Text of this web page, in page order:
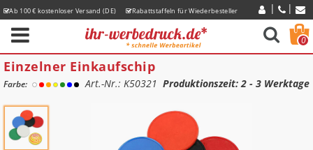
Ab 100 € kostenloser Versand (DE)
Rabattstaffeln für Wiederbesteller
0
Einzelner Einkaufschip
Farbe: Art.-Nr.: K50321 Produktionszeit: 2 - 3 Werktage